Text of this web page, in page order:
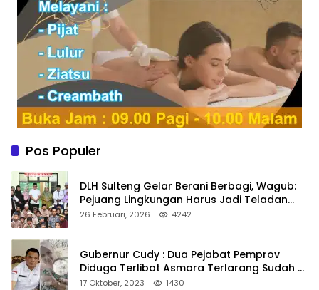
Pos Populer
DLH Sulteng Gelar Berani Berbagi, Wagub:
Pejuang Lingkungan Harus Jadi Teladan
Kepedulian
26 Februari, 2026 4242
Gubernur Cudy : Dua Pejabat Pemprov
Diduga Terlibat Asmara Terlarang Sudah di
Non Job
17 Oktober, 2023 1430